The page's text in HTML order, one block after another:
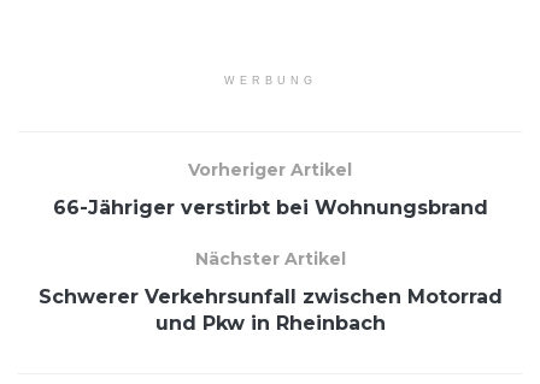
WERBUNG
Vorheriger Artikel
66-Jähriger verstirbt bei Wohnungsbrand
Nächster Artikel
Schwerer Verkehrsunfall zwischen Motorrad
und Pkw in Rheinbach